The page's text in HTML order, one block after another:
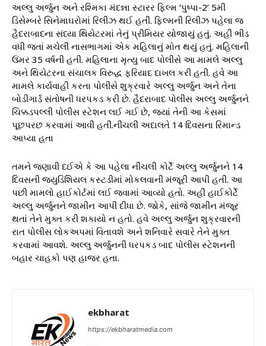
અલ્લુ અર્જુન અને રશ્મિકા મંદન્ના સ્ટારર ફિલ્મ ‘પુષ્પા-2’ 5મી
ડિસેમ્બરે સિનેમાઘરોમાં રિલીઝ થઈ હતી. ફિલ્મની રિલીઝ પહેલા જ
હૈદરાબાદના સંધ્યા થિયેટરમાં તેનું પ્રીમિયર યોજાયું હતું. અહીં ભીડ
વધી જતાં મચેલી નાસભાગમાં એક મહિલાનું મોત થયું હતું. મહિલાની
ઉંમર 35 વર્ષની હતી. મહિલાના મૃત્યુ બાદ પોલીસે આ મામલે અલ્લુ
અને થિયેટરના સંચાલક વિરુદ્ધ ફરિયાદ દાખલ કરી હતી. હવે આ
મામલે કાર્યવાહી કરતા પોલીસે શુક્રવારે અલ્લુ અર્જુન અને તેના
બોડીગાર્ડ સંતોષની ધરપકડ કરી છે. હૈદરાબાદ પોલીસ અલ્લુ અર્જુનને
ચિક્કડપલ્લી પોલીસ સ્ટેશન લઈ ગઈ છે, જ્યાં તેની આ કેસમાં
પૂછપરછ કરવામાં આવી હતી.નીચલી અદાલતે 14 દિવસના રિમાન્ડ
આપ્યા હતા
તમને જણાવી દઈએ કે આ પહેલા નીચલી કોર્ટે અલ્લુ અર્જુનને 14
દિવસની જ્યુડિશિયલ કસ્ટડીમાં મોકલવાની મંજૂરી આપી હતી. આ
પછી મામલો હાઈકોર્ટમાં લઈ જવામાં આવ્યો હતો. અહીં હાઈકોર્ટે
અલ્લુ અર્જુનને જામીન આપી દીધા છે. જોકે, સાંજે જામીન મંજૂર
થતાં તેને મુક્ત કરી શકાયો ન હતો. હવે અલ્લુ અર્જુન શુક્રવારની
રાત પોલીસ લોકઅપમાં વિતાવશે અને શનિવારે સવારે તેને મુક્ત
કરવામાં આવશે. અલ્લુ અર્જુનની ધરપકડ બાદ પોલીસ સ્ટેશનની
બહાર ચાહકો પણ હાજર હતા.
ekbharat
https://ekbharatmedia.com